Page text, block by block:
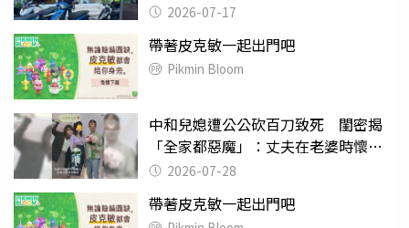
2026-07-17
帶著皮克敏一起出門吧
Pikmin Bloom
中和兒媳遭公公砍百刀致死 閨密揭
「全家都惡魔」：丈夫在老婆時懷孕
摔東西
2026-07-28
帶著皮克敏一起出門吧